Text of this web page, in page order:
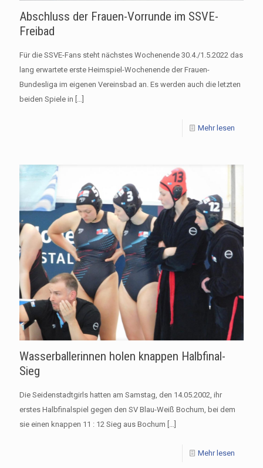
Abschluss der Frauen-Vorrunde im SSVE-
Freibad
Für die SSVE-Fans steht nächstes Wochenende 30.4./1.5.2022 das
lang erwartete erste Heimspiel-Wochenende der Frauen-
Bundesliga im eigenen Vereinsbad an. Es werden auch die letzten
beiden Spiele in […]
Mehr lesen
Wasserballerinnen holen knappen Halbfinal-
Sieg
Die Seidenstadtgirls hatten am Samstag, den 14.05.2002, ihr
erstes Halbfinalspiel gegen den SV Blau-Weiß Bochum, bei dem
sie einen knappen 11 : 12 Sieg aus Bochum
Mehr lesen